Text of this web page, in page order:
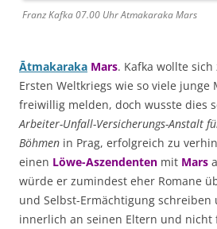
Franz Kafka 07.00 Uhr Atmakaraka Mars
Ātmakaraka Mars. Kafka wollte
Ersten Weltkriegs wie so viele junge
freiwillig melden, doch wusste dies
Arbeiter-Unfall-Versicherungs-Anstalt
Böhmen in Prag, erfolgreich zu
einen Löwe-Aszendenten mit Mars
würde er zumindest eher Romane
und Selbst-Ermächtigung
innerlich an seinen Eltern und nicht